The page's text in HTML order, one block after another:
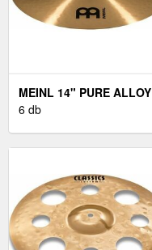
MEINL 14" PURE ALLOY
MEDIUM HIHAT
6 db